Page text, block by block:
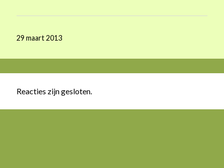
29 maart 2013
Reacties zijn gesloten.